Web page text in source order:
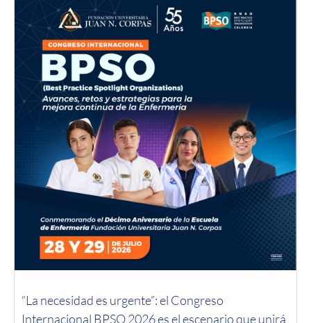
“La necesidad es urgente”: el Congreso
Internacional BPSO 2026 es el escenario que unirá